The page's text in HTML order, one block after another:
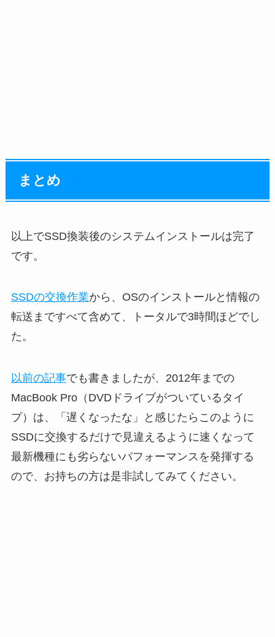
まとめ
以上でSSD換装後のシステムインストールは完了
です。
SSDの交換作業から、OSのインストールと情報の
転送まですべて含めて、トータルで3時間ほどでし
た。
以前の記事でも書きましたが、2012年までの
MacBook Pro（DVDドライブがついているタイ
プ）は、「遅くなったな」と感じたらこのように
SSDに交換するだけで見違えるように速くなって
最新機種にも劣らないパフォーマンスを発揮する
ので、お持ちの方は是非試してみてください。